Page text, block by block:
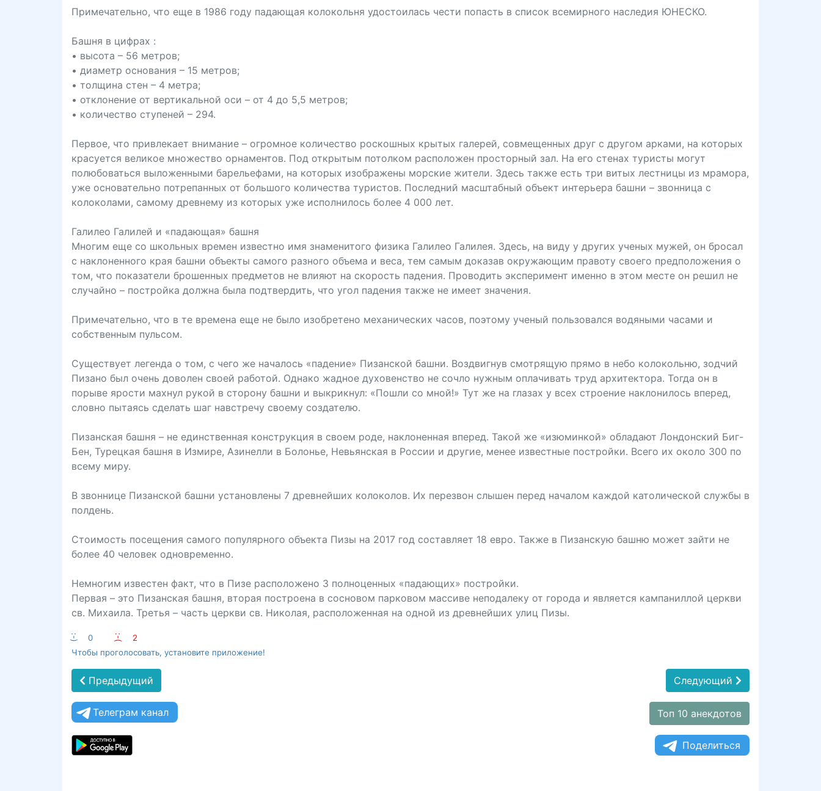
Примечательно, что еще в 1986 году падающая колокольня удостоилась чести попасть в список всемирного наследия ЮНЕСКО.
Башня в цифрах :
• высота – 56 метров;
• диаметр основания – 15 метров;
• толщина стен – 4 метра;
• отклонение от вертикальной оси – от 4 до 5,5 метров;
• количество ступеней – 294.
Первое, что привлекает внимание – огромное количество роскошных крытых галерей, совмещенных друг с другом арками, на которых
красуется великое множество орнаментов. Под открытым потолком расположен просторный зал. На его стенах туристы могут
полюбоваться выложенными барельефами, на которых изображены морские жители. Здесь также есть три витых лестницы из мрамора,
уже основательно потрепанных от большого количества туристов. Последний масштабный объект интерьера башни – звонница с
колоколами, самому древнему из которых уже исполнилось более 4 000 лет.
Галилео Галилей и «падающая» башня
Многим еще со школьных времен известно имя знаменитого физика Галилео Галилея. Здесь, на виду у других ученых мужей, он бросал
с наклоненного края башни объекты самого разного объема и веса, тем самым доказав окружающим правоту своего предположения о
том, что показатели брошенных предметов не влияют на скорость падения. Проводить эксперимент именно в этом месте он решил не
случайно – постройка должна была подтвердить, что угол падения также не имеет значения.
Примечательно, что в те времена еще не было изобретено механических часов, поэтому ученый пользовался водяными часами и
собственным пульсом.
Существует легенда о том, с чего же началось «падение» Пизанской башни. Воздвигнув смотрящую прямо в небо колокольню, зодчий
Пизано был очень доволен своей работой. Однако жадное духовенство не сочло нужным оплачивать труд архитектора. Тогда он в
порыве ярости махнул рукой в сторону башни и выкрикнул: «Пошли со мной!» Тут же на глазах у всех строение наклонилось вперед,
словно пытаясь сделать шаг навстречу своему создателю.
Пизанская башня – не единственная конструкция в своем роде, наклоненная вперед. Такой же «изюминкой» обладают Лондонский Биг-
Бен, Турецкая башня в Измире, Азинелли в Болонье, Невьянская в России и другие, менее известные постройки. Всего их около 300 по
всему миру.
В звоннице Пизанской башни установлены 7 древнейших колоколов. Их перезвон слышен перед началом каждой католической службы в
полдень.
Стоимость посещения самого популярного объекта Пизы на 2017 год составляет 18 евро. Также в Пизанскую башню может зайти не
более 40 человек одновременно.
Немногим известен факт, что в Пизе расположено 3 полноценных «падающих» постройки.
Первая – это Пизанская башня, вторая построена в сосновом парковом массиве неподалеку от города и является кампаниллой церкви
св. Михаила. Третья – часть церкви св. Николая, расположенная на одной из древнейших улиц Пизы.
:-) 0 :-(
2
Чтобы проголосовать, установите приложение!
Предыдущий Следующий
Телеграм канал Топ 10 анекдотов
Поделиться